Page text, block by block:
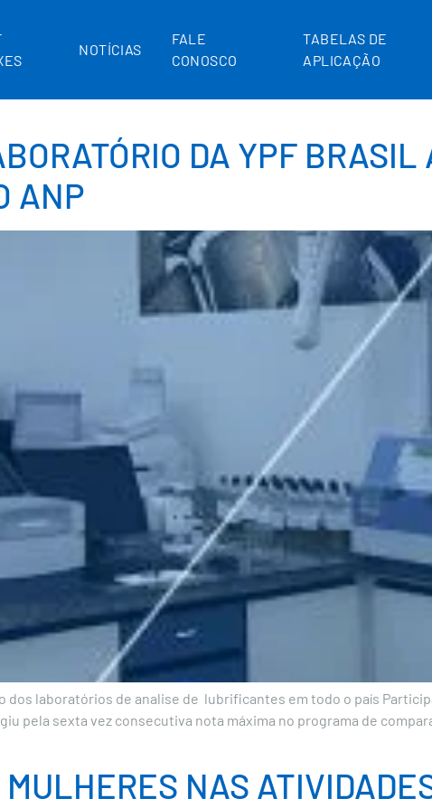
NOTÍCIAS
FALE
CONOSCO
TABELAS DE
APLICAÇÃO
DA YPF BRASIL
ANP
laboratórios de analise de lubrificantes em todo o país
pela sexta vez consecutiva nota máxima no programa de
NAS